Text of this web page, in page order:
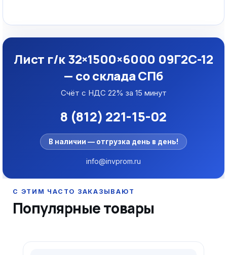
Лист г/к 32×1500×6000 09Г2С-12
— со склада СПб
Счёт с НДС 22% за 15 минут
8 (812) 221-15-02
В наличии — отгрузка день в день!
info@invprom.ru
Популярные товары